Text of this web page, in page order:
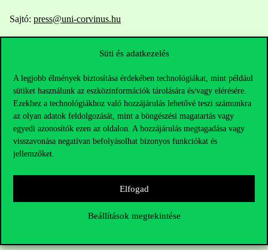
Süti és adatkezelés
A legjobb élmények biztosítása érdekében technológiákat, mint például
sütiket használunk az eszközinformációk tárolására és/vagy elérésére.
Ezekhez a technológiákhoz való hozzájárulás lehetővé teszi számunkra
az olyan adatok feldolgozását, mint a böngészési magatartás vagy
egyedi azonosítók ezen az oldalon. A hozzájárulás megtagadása vagy
visszavonása negatívan befolyásolhat bizonyos funkciókat és
jellemzőket.
Elfogad
Beállítások megtekintése
Sajtó: press@uni-corvinus.hu
Hasznos linkek